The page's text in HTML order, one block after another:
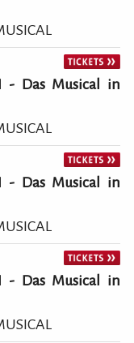
- Das Musical in
- Das Musical in
- Das Musical in